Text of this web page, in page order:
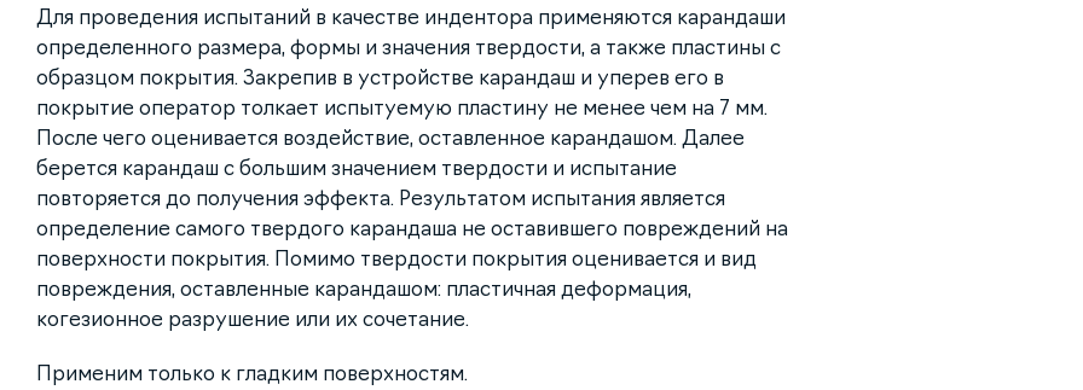
Для проведения испытаний в качестве индентора применяются карандаши
определенного размера, формы и значения твердости, а также пластины с
образцом покрытия. Закрепив в устройстве карандаш и уперев его в
покрытие оператор толкает испытуемую пластину не менее чем на 7 мм.
После чего оценивается воздействие, оставленное карандашом. Далее
берется карандаш с большим значением твердости и испытание
повторяется до получения эффекта. Результатом испытания является
определение самого твердого карандаша не оставившего повреждений на
поверхности покрытия. Помимо твердости покрытия оценивается и вид
повреждения, оставленные карандашом: пластичная деформация,
когезионное разрушение или их сочетание.
Применим только к гладким поверхностям.